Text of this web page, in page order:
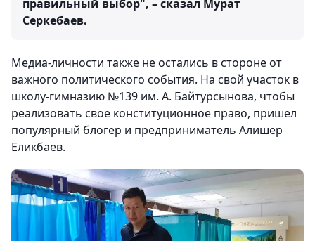
правильный выбор", – сказал Мурат
Серкебаев.
Медиа-личности также не остались в стороне от
важного политического события. На свой участок в
школу-гимназию №139 им. А. Байтурсынова, чтобы
реализовать свое конституционное право, пришел
популярный блогер и предприниматель Алишер
Еликбаев.